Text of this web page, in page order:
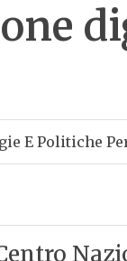
E Politiche